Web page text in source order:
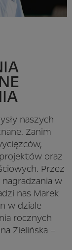
naszych
Zanim
oraz
Przez
w
nas Marek
w dziale
rocznych
Zielińska –